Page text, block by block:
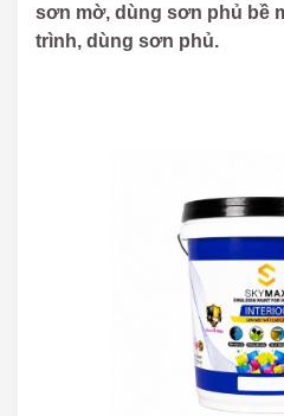
sơn mờ, dùng sơn phủ bề
trình, dùng sơn phủ.